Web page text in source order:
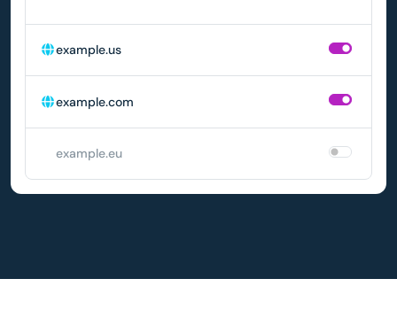
example.us
example.com
example.eu